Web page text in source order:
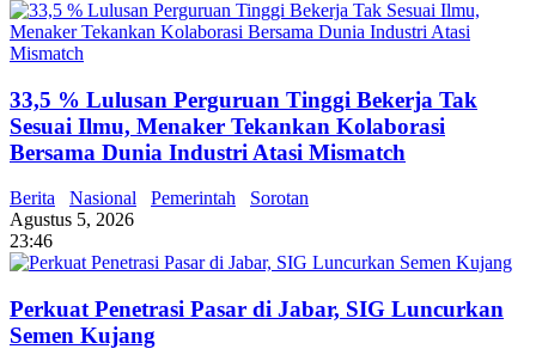
33,5 % Lulusan Perguruan Tinggi Bekerja Tak
Sesuai Ilmu, Menaker Tekankan Kolaborasi
Bersama Dunia Industri Atasi Mismatch
Berita Nasional Pemerintah
Sorotan
Agustus 5, 2026
23:46
Perkuat Penetrasi Pasar di Jabar, SIG Luncurkan
Semen Kujang